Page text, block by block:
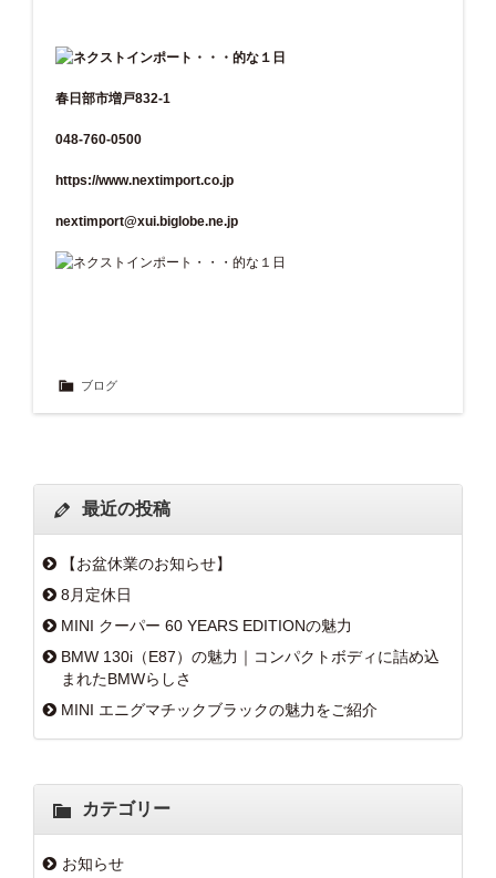
春日部市増戸832-1
048-760-0500
https://www.nextimport.co.jp
nextimport@xui.biglobe.ne.jp
ブログ
最近の投稿
【お盆休業のお知らせ】
8月定休日
MINI クーパー 60 YEARS EDITIONの魅力
BMW 130i（E87）の魅力｜コンパクトボディに詰め込
まれたBMWらしさ
MINI エニグマチックブラックの魅力をご紹介
カテゴリー
お知らせ